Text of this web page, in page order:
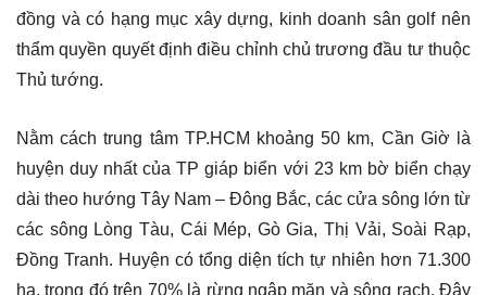
đồng và có hạng mục xây dựng, kinh doanh sân golf nên
thẩm quyền quyết định điều chỉnh chủ trương đầu tư thuộc
Thủ tướng.
Nằm cách trung tâm TP.HCM khoảng 50 km, Cần Giờ là
huyện duy nhất của TP giáp biển với 23 km bờ biển chạy
dài theo hướng Tây Nam – Đông Bắc, các cửa sông lớn từ
các sông Lòng Tàu, Cái Mép, Gò Gia, Thị Vải, Soài Rạp,
Đồng Tranh. Huyện có tổng diện tích tự nhiên hơn 71.300
ha, trong đó trên 70% là rừng ngập mặn và sông rạch. Đây